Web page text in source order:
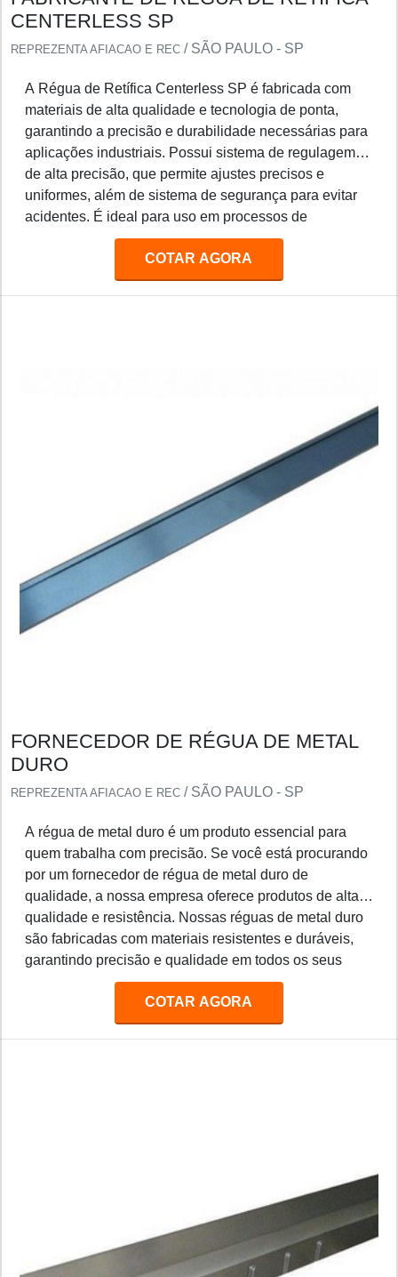
CENTERLESS SP
REPREZENTA AFIACAO E REC / SÃO PAULO - SP
A Régua de Retífica Centerless SP é fabricada com
materiais de alta qualidade e tecnologia de ponta,
garantindo a precisão e durabilidade necessárias para
aplicações industriais. Possui sistema de regulagem
de alta precisão, que permite ajustes precisos e
uniformes, além de sistema de segurança para evitar
acidentes. É ideal para uso em processos de
retificação de peças de precisão, como eixos, pinos,
COTAR AGORA
FORNECEDOR DE RÉGUA DE METAL
DURO
REPREZENTA AFIACAO E REC / SÃO PAULO - SP
A régua de metal duro é um produto essencial para
quem trabalha com precisão. Se você está procurando
por um fornecedor de régua de metal duro de
qualidade, a nossa empresa oferece produtos de alta
qualidade e resistência. Nossas réguas de metal duro
são fabricadas com materiais resistentes e duráveis,
garantindo precisão e qualidade em todos os seus
projetos. Além disso, oferecemos preços competitivos
e entrega rápida para todos os nossos clientes.
COTAR AGORA